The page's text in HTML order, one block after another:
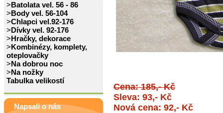
>Batolata vel. 56 - 86
>Body vel. 56-104
>Chlapci vel.92-176
>Dívky vel. 92-176
>Hračky, dekorace
>Kombinézy, komplety,
oteplovačky
>Na dobrou noc
>Na nožky
Tabulka velikostí
Napsali o nás
Cena: 185,- Kč
Sleva: 93,- Kč
Nová cena: 92,- Kč